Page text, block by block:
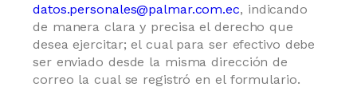
datos.personales@palmar.com.ec, indicando
de manera clara y precisa el derecho que
desea ejercitar; el cual para ser efectivo debe
ser enviado desde la misma dirección de
correo la cual se registró en el formulario.